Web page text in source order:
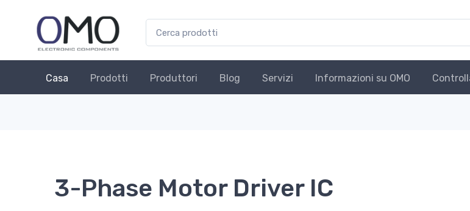
Casa Prodotti Produttori Blog Servizi Informazioni su OMO
3-Phase Motor Driver IC